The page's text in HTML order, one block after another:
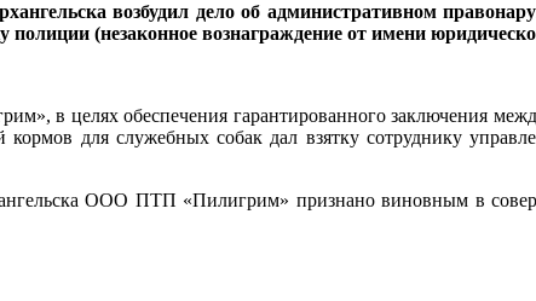
возбудил дело об административном
(незаконное вознаграждение от имени
в целях обеспечения гарантированного заключения
кормов для служебных собак дал взятку сотруднику
ООО ПТП «Пилигрим» признано виновным в